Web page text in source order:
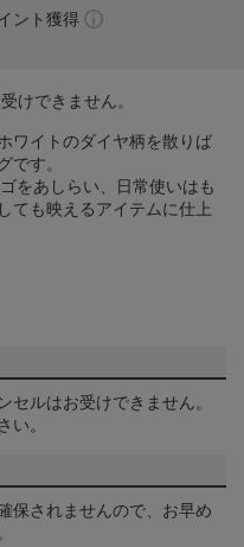
ント獲得
けできません。
ワイトのダイヤ柄を散りば
です。
をあしらい、日常使いはも
ても映えるアイテムに仕上
セルはお受けできません。
い。
保されませんので、お早め